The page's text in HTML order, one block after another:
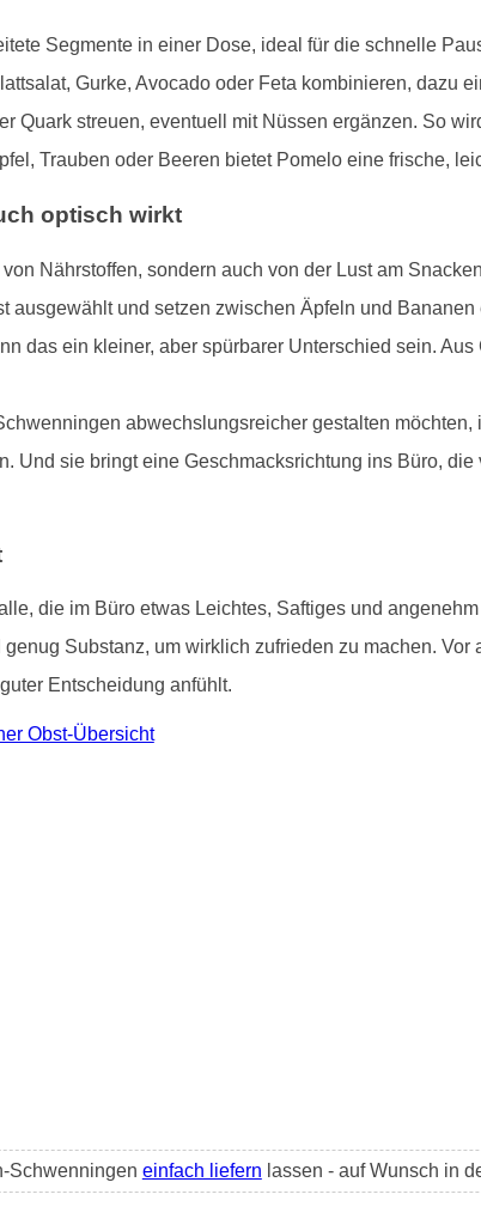
Segmente in einer Dose, ideal für die schnelle
Gurke, Avocado oder Feta kombinieren, dazu
Quark streuen, eventuell mit Nüssen ergänzen. So
Trauben oder Beeren bietet Pomelo eine frische,
optisch wirkt
Nährstoffen, sondern auch von der Lust am
ausgewählt und setzen zwischen Äpfeln und
das ein kleiner, aber spürbarer Unterschied sein.
abwechslungsreicher gestalten
Und sie bringt eine Geschmacksrichtung ins Büro,
die im Büro etwas Leichtes, Saftiges und
Substanz, um wirklich zufrieden zu machen.
Entscheidung anfühlt.
Obst-Übersicht
Schwenningen einfach liefern lassen - auf Wunsch in